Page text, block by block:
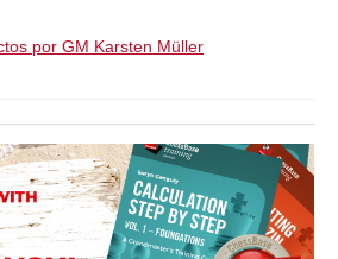
por GM Karsten Müller